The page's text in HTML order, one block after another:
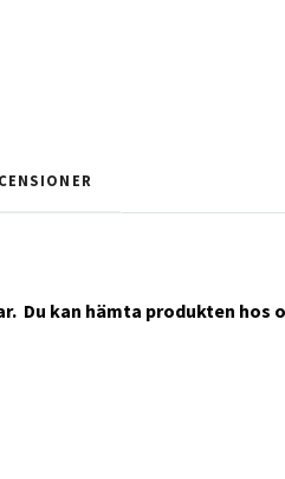
Du kan hämta produkten